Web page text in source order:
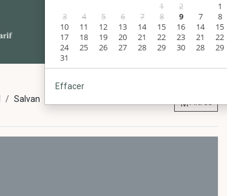
1
2
3
4 5 6 7 8
9
10
11 12 13 14 15
16
17
18 19 20 21 22
23
24
25 26 27 28 29
30
31
1
7
8
14
15
21
22
28
29
Effacer
Salvan Filtres